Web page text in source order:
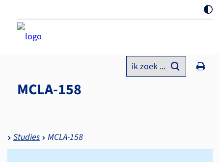
ik zoek ...
MCLA-158
Studies MCLA-158